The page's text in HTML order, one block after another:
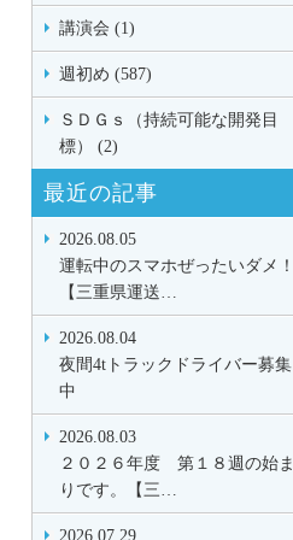
講演会 (1)
週初め (587)
ＳＤＧｓ（持続可能な開発目
標） (2)
最近の記事
2026.08.05
運転中のスマホぜったいダメ！
【三重県運送…
2026.08.04
夜間4tトラックドライバー募集
中
2026.08.03
２０２６年度 第１８週の始ま
りです。【三…
2026.07.29